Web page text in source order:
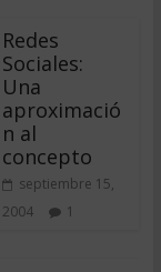
Redes
Sociales:
Una
aproximació
n al
concepto
septiembre 15,
2004
1